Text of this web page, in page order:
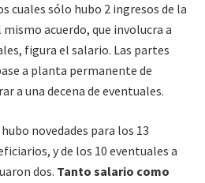
cuales sólo hubo 2 ingresos de la
acuerdo, que involucra a
figura el salario. Las partes
a planta permanente de
a una decena de eventuales.
novedades para los 13
y de los 10 eventuales a
dos. Tanto salario como